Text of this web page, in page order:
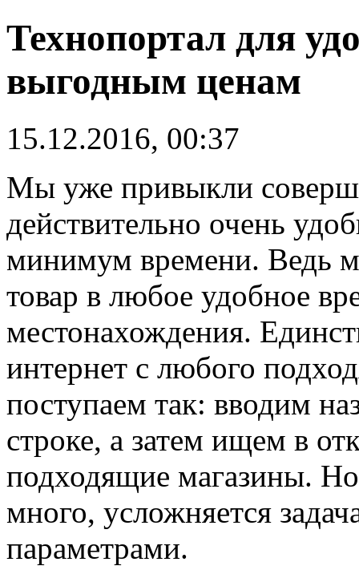
Технопортал для
выгодным ценам
15.12.2016, 00:37
Мы уже привыкли
действительно очень
минимум времени. Ведь
товар в любое удобное
местонахождения.
интернет с любого
поступаем так: вводим
строке, а затем ищем в
подходящие магазины.
много, усложняется
параметрами.